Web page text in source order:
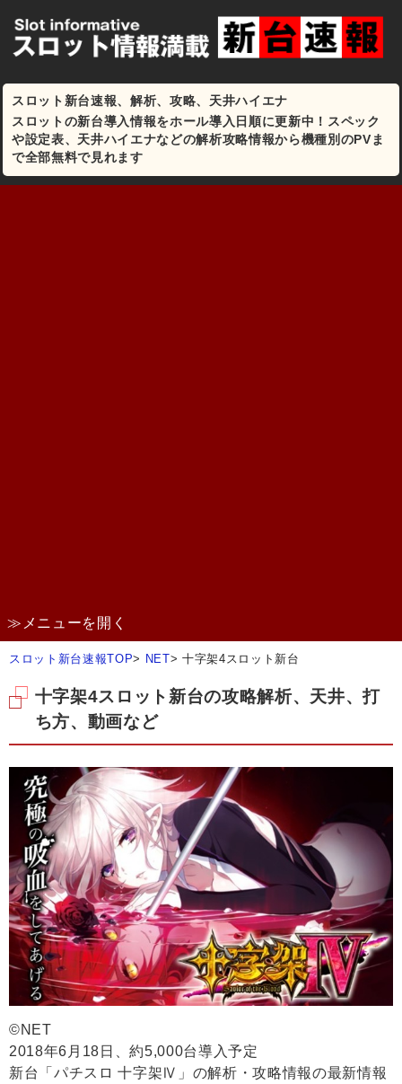
スロット新台速報、解析、攻略、天井ハイエナ
スロットの新台導入情報をホール導入日順に更新中！スペック
や設定表、天井ハイエナなどの解析攻略情報から機種別のPVま
で全部無料で見れます
≫メニューを開く
スロット新台速報TOP> NET>十字架4スロット新台
十字架4スロット新台の攻略解析、天井、打
ち方、動画など
©NET
2018年6月18日、約5,000台導入予定
新台「パチスロ 十字架Ⅳ」の解析・攻略情報の最新情報